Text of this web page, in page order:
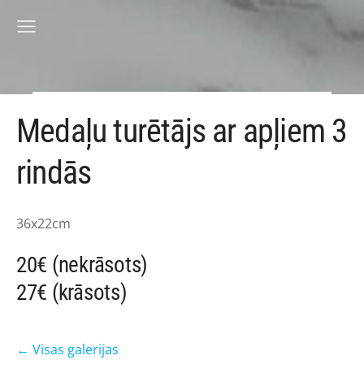
Medaļu turētājs ar apļiem 3
rindās
36x22cm
20€ (nekrāsots)
27€ (krāsots)
Visas galerijas